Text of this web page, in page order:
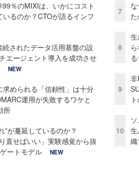
％のMIXIは、いかにコスト
いるのか？CTOが語るインフ
されたデータ活用基盤の設
エージェント導入を成功させ
NEW
求められる「信頼性」は十分
運用が失敗するワケと
所
”が蔓延しているのか？
直せばいい」実験感覚から抜
ートモデル
NEW
7
8
9
非
10